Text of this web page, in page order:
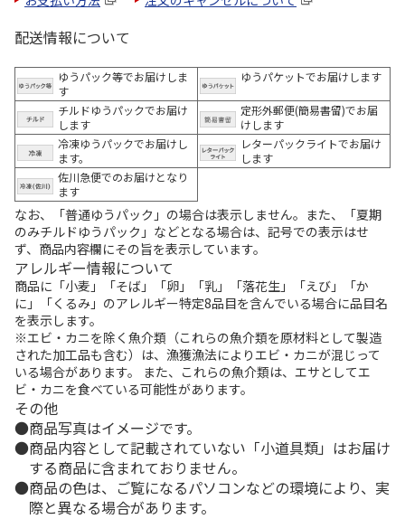
配送情報について
ゆうパック等でお届けしま
す
ゆうパケットでお届けします
チルドゆうパックでお届け
します
定形外郵便(簡易書留)でお届
けします
冷凍ゆうパックでお届けし
ます。
レターパックライトでお届け
します
佐川急便でのお届けとなり
ます
なお、「普通ゆうパック」の場合は表示しません。また、「夏期
のみチルドゆうパック」などとなる場合は、記号での表示はせ
ず、商品内容欄にその旨を表示しています。
アレルギー情報について
商品に「小麦」「そば」「卵」「乳」「落花生」「えび」「か
に」「くるみ」のアレルギー特定8品目を含んでいる場合に品目名
を表示します。
※エビ・カニを除く魚介類（これらの魚介類を原材料として製造
された加工品も含む）は、漁獲漁法によりエビ・カニが混じって
いる場合があります。 また、これらの魚介類は、エサとしてエ
ビ・カニを食べている可能性があります。
その他
商品写真はイメージです。
商品内容として記載されていない「小道具類」はお届け
する商品に含まれておりません。
商品の色は、ご覧になるパソコンなどの環境により、実
際と異なる場合があります。